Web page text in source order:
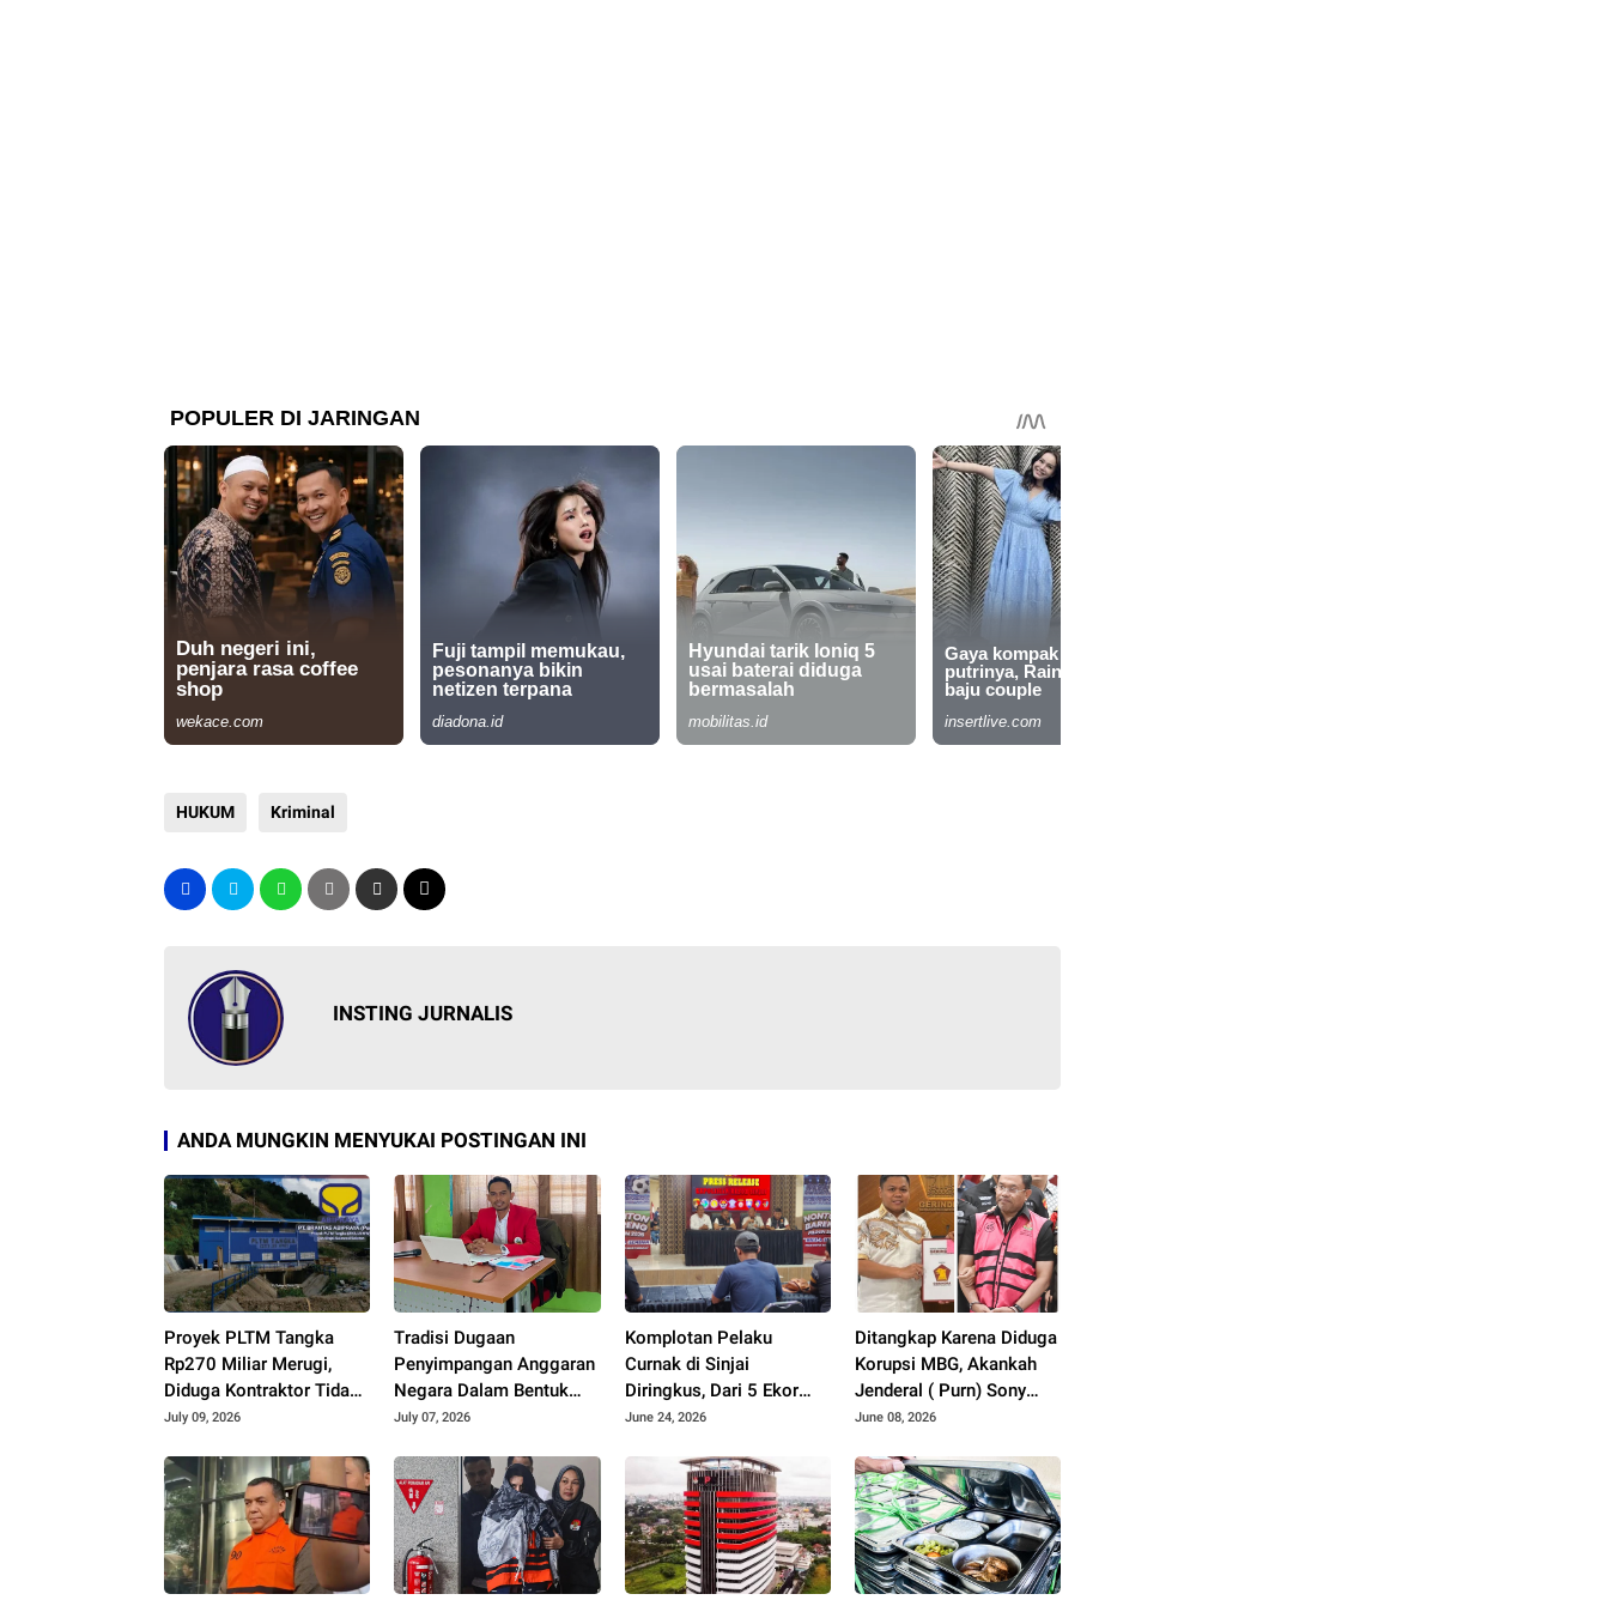
HUKUM Kriminal
INSTING JURNALIS
ANDA MUNGKIN MENYUKAI POSTINGAN INI
Proyek PLTM Tangka
Rp270 Miliar Merugi,
Diduga Kontraktor Tidak
Profesional, Berikut
July 09, 2026
Tradisi Dugaan
Penyimpangan Anggaran
Negara Dalam Bentuk
SPPD, Praktisi Hukum
Puluhan Anggota DPRD
Sinjai
July 07, 2026
Komplotan Pelaku
Curnak di Sinjai
Diringkus, Dari 5 Ekor
yang Hilang Kembali 2
June 24, 2026
Ditangkap Karena Diduga
Korupsi MBG, Akankah
Jenderal ( Purn) Sony
Sonjaya Menyeret Nama
Sulsel..??
June 08, 2026